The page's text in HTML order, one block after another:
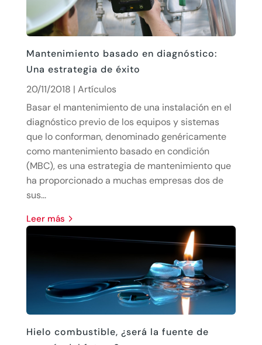
Mantenimiento basado en diagnóstico:
Una estrategia de éxito
20/11/2018 | Artículos
Basar el mantenimiento de una instalación en el
diagnóstico previo de los equipos y sistemas
que lo conforman, denominado genéricamente
como mantenimiento basado en condición
(MBC), es una estrategia de mantenimiento que
ha proporcionado a muchas empresas dos de
sus...
leer más
Hielo combustible, ¿será la fuente de